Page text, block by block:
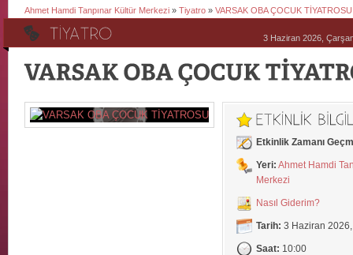
Ahmet Hamdi Tanpınar Kültür Merkezi » Tiyatro » VARSAK OBA ÇOCUK TİYATROSU
3 Haziran 2026,
Etkinlik Zamanı
Yeri: Ahmet Hamdi
Merkezi
Nasıl Giderim?
Tarih: 3 Haziran
Saat: 10:00